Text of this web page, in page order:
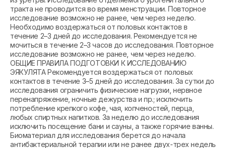
тракта не проводится во время менструации. Повторное
исследование возможно не ранее, чем через неделю.
Необходимо воздержаться от половых контактов в
течение 2–3 дней до исследования. Рекомендуется не
мочиться в течение 2–3 часов до исследования. Повторное
исследование возможно не ранее, чем через неделю.
ОБЩИЕ ПРАВИЛА ПОДГОТОВКИ К ИССЛЕДОВАНИЮ
ЭЯКУЛЯТА Рекомендуется воздержаться от половых
контактов в течение 3–5 дней до исследования. За сутки до
исследования ограничить физические нагрузки, нервное
перенапряжение, ночные дежурства и пр.; исключить
потребление крепкого кофе, чая, копченостей, перца,
любых спиртных напитков. За неделю до исследования
исключить посещение бани и сауны, а также горячие ванны.
Биоматериал для исследования берется до начала
антибактериальной терапии или не ранее двух-трех недель